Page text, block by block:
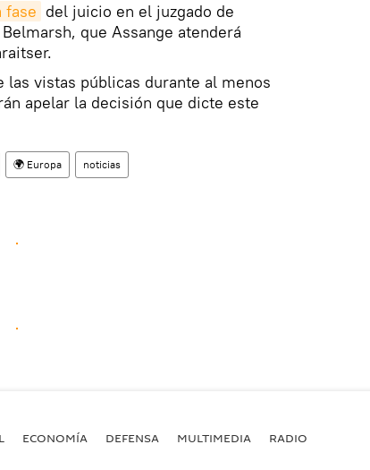
fase del juicio en el juzgado de
que Assange atenderá
las vistas públicas durante al menos
apelar la decisión que dicte este
🌍 Europa noticias
ECONOMÍA DEFENSA MULTIMEDIA RADIO